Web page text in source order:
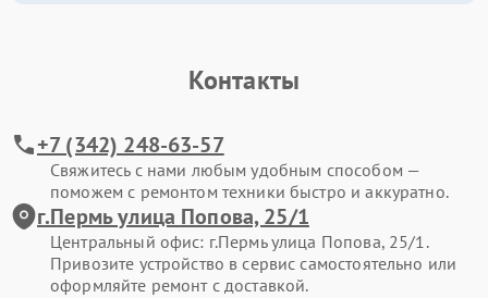
Контакты
+7 (342) 248-63-57
Свяжитесь с нами любым удобным способом —
поможем с ремонтом техники быстро и аккуратно.
г.Пермь улица Попова, 25/1
Центральный офис: г.Пермь улица Попова, 25/1.
Привозите устройство в сервис самостоятельно или
оформляйте ремонт с доставкой.